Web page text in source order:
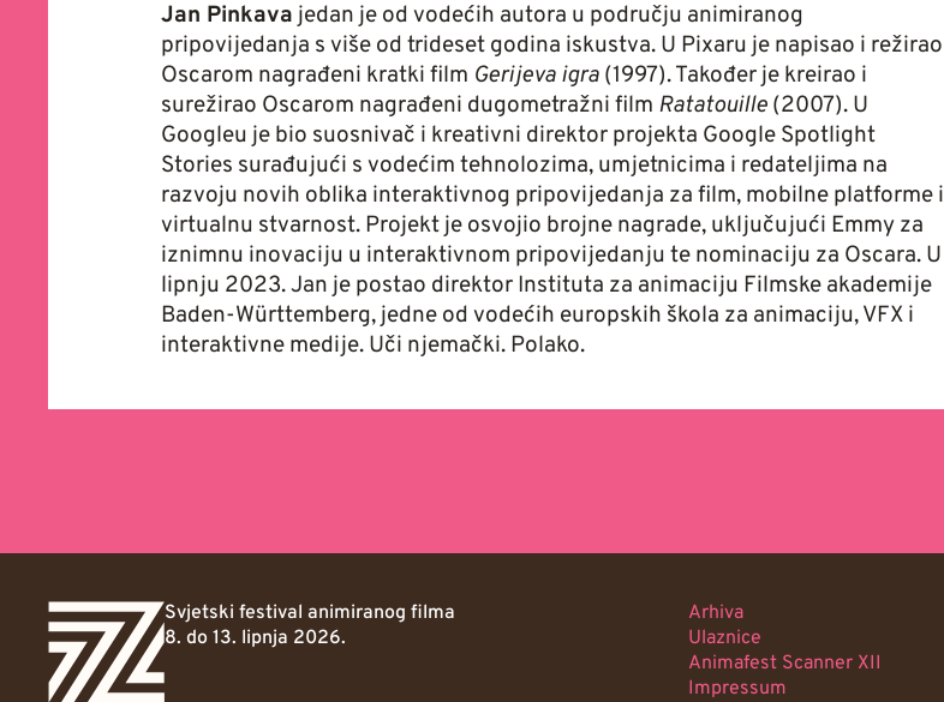
Jan Pinkava jedan je od vodećih autora u području animiranog
pripovijedanja s više od trideset godina iskustva. U Pixaru je napisao i režirao
Oscarom nagrađeni kratki film Gerijeva igra (1997). Također je kreirao i
surežirao Oscarom nagrađeni dugometražni film Ratatouille (2007). U
Googleu je bio suosnivač i kreativni direktor projekta Google Spotlight
Stories surađujući s vodećim tehnolozima, umjetnicima i redateljima na
razvoju novih oblika interaktivnog pripovijedanja za film, mobilne platforme i
virtualnu stvarnost. Projekt je osvojio brojne nagrade, uključujući Emmy za
iznimnu inovaciju u interaktivnom pripovijedanju te nominaciju za Oscara. U
lipnju 2023. Jan je postao direktor Instituta za animaciju Filmske akademije
Baden-Württemberg, jedne od vodećih europskih škola za animaciju, VFX i
interaktivne medije. Uči njemački. Polako.
Svjetski festival animiranog filma
8. do 13. lipnja 2026.
Arhiva
Ulaznice
Animafest Scanner XII
Impressum